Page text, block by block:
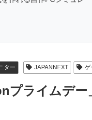
ター JAPANNEXT ゲ
プライムデ